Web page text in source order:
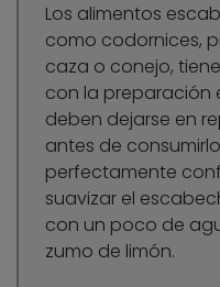
Los alimentos
como codornices,
caza o conejo,
con la preparación
deben dejarse en
antes de
perfectamente
suavizar el
con un poco de
zumo de limón.